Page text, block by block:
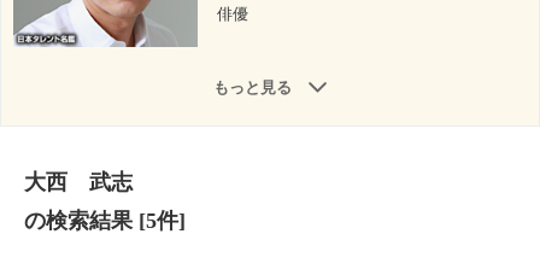
俳優
もっと見る
大西 武志
の検索結果[5件]